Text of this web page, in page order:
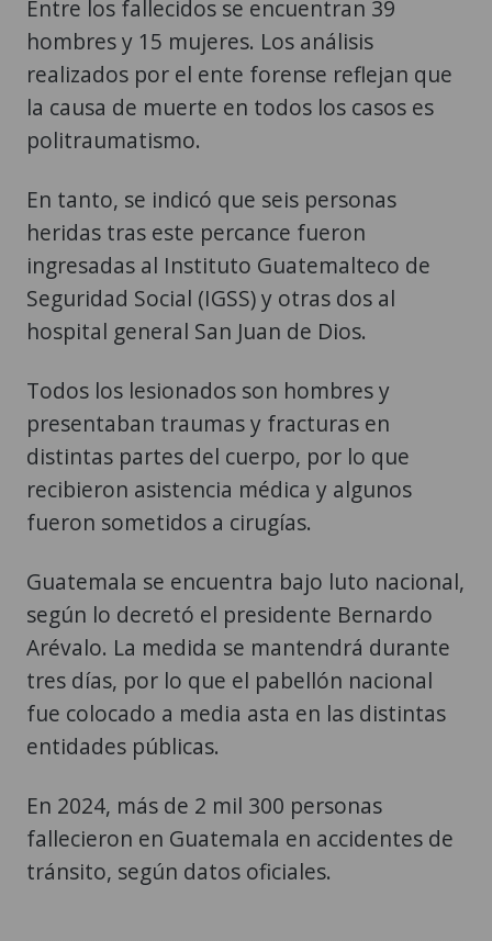
Entre los fallecidos se encuentran 39
hombres y 15 mujeres. Los análisis
realizados por el ente forense reflejan que
la causa de muerte en todos los casos es
politraumatismo.
En tanto, se indicó que seis personas
heridas tras este percance fueron
ingresadas al Instituto Guatemalteco de
Seguridad Social (IGSS) y otras dos al
hospital general San Juan de Dios.
Todos los lesionados son hombres y
presentaban traumas y fracturas en
distintas partes del cuerpo, por lo que
recibieron asistencia médica y algunos
fueron sometidos a cirugías.
Guatemala se encuentra bajo luto nacional,
según lo decretó el presidente Bernardo
Arévalo. La medida se mantendrá durante
tres días, por lo que el pabellón nacional
fue colocado a media asta en las distintas
entidades públicas.
En 2024, más de 2 mil 300 personas
fallecieron en Guatemala en accidentes de
tránsito, según datos oficiales.